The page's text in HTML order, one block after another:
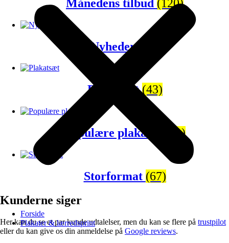
Forside
Plakater & lærredsprint
Månedens tilbud (120)
Nyheder
Plakatsæt(43)
Populære plakater (81)
Storformat (67)
Kunderne siger
Her kan du se et par kunde udtalelser, men du kan se flere på trustpilot
eller du kan give os din anmeldelse på Google reviews.